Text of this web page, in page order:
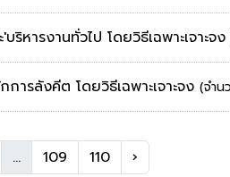
หารงานทั่วไป โดยวิธีเฉพาะเจาะจง
ารลังคีต โดยวิธีเฉพาะเจาะจง (จำน
... 109 110 ›